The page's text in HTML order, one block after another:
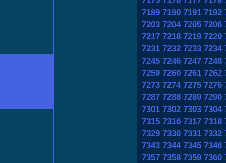
7189 7190 7191 7192
7203 7204 7205 7206
7217 7218 7219 7220
7231 7232 7233 7234
7245 7246 7247 7248
7259 7260 7261 7262
7273 7274 7275 7276
7287 7288 7289 7290
7301 7302 7303 7304
7315 7316 7317 7318
7329 7330 7331 7332
7343 7344 7345 7346
7357 7358 7359 7360